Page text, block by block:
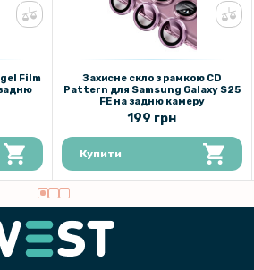
Glass 0.3mm 2.5D для Xiaomi Redmi 15C 4G
Film
Захисне скло з рамкою CD
Pattern для Samsung Galaxy S25
FE на задню камеру
199 грн
Купити